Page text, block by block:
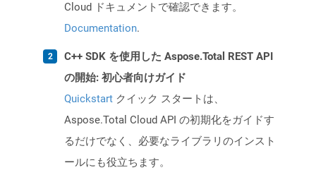
Cloud ドキュメントで確認できます。
Documentation.
C++ SDK を使用した Aspose.Total REST API
の開始: 初心者向けガイド
Quickstart クイック スタートは、
Aspose.Total Cloud API の初期化をガイドす
るだけでなく、必要なライブラリのインスト
ールにも役立ちます。